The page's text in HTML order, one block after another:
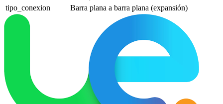
tipo_conexion
Barra plana a barra plana (expansión)